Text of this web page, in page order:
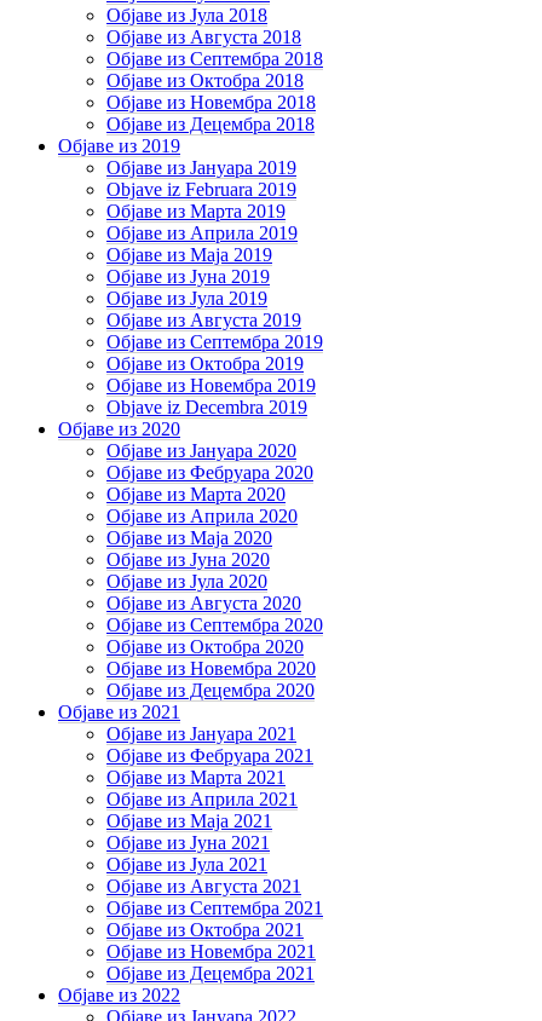
Објаве из Јула 2018
Објаве из Августа 2018
Објаве из Септембра 2018
Објаве из Октобра 2018
Објаве из Новембра 2018
Објаве из Децембра 2018
Објаве из 2019
Објаве из Јануара 2019
Objave iz Februara 2019
Објаве из Марта 2019
Објаве из Априла 2019
Објаве из Маја 2019
Објаве из Јуна 2019
Објаве из Јула 2019
Објаве из Августа 2019
Објаве из Септембра 2019
Објаве из Октобра 2019
Објаве из Новембра 2019
Objave iz Decembra 2019
Објаве из 2020
Објаве из Јануара 2020
Објаве из Фебруара 2020
Објаве из Марта 2020
Објаве из Априла 2020
Објаве из Маја 2020
Објаве из Јуна 2020
Објаве из Јула 2020
Објаве из Августа 2020
Објаве из Септембра 2020
Објаве из Октобра 2020
Објаве из Новембра 2020
Објаве из Децембра 2020
Објаве из 2021
Објаве из Јануара 2021
Објаве из Фебруара 2021
Објаве из Марта 2021
Објаве из Априла 2021
Објаве из Маја 2021
Објаве из Јуна 2021
Објаве из Јула 2021
Објаве из Августа 2021
Објаве из Септембра 2021
Објаве из Октобра 2021
Објаве из Новембра 2021
Објаве из Децембра 2021
Објаве из 2022
Објаве из Јануара 2022